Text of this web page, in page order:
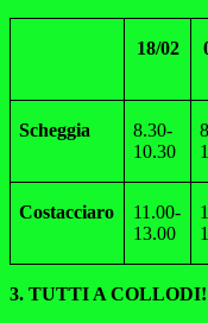
18/02
Scheggia
8.30-
10.30
Costacciaro
11.00-
13.00
3. TUTTI A COLLODI!